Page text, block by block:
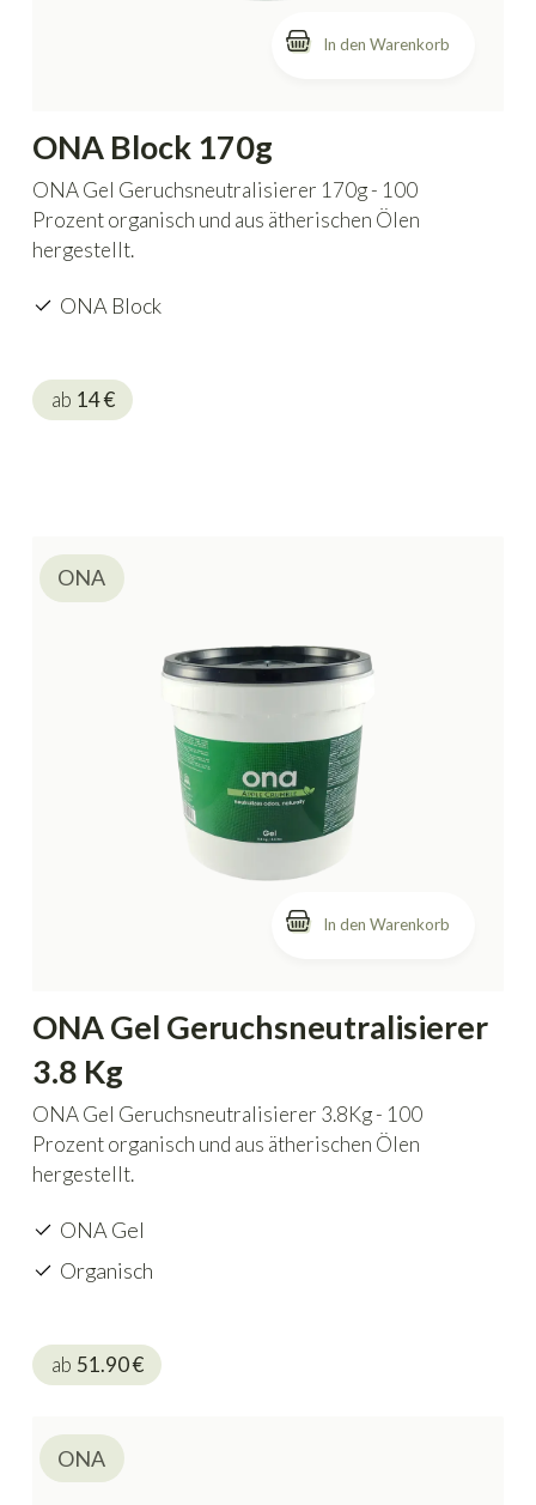
In den Warenkorb
ONA Block 170g
ONA Gel Geruchsneutralisierer 170g - 100
Prozent organisch und aus ätherischen Ölen
hergestellt.
ONA Block
ab 14€
In den Warenkorb
ONA Gel Geruchsneutralisierer
3.8 Kg
ONA Gel Geruchsneutralisierer 3.8Kg - 100
Prozent organisch und aus ätherischen Ölen
hergestellt.
ONA Gel
Organisch
ab 51.90€
ONA
ONA